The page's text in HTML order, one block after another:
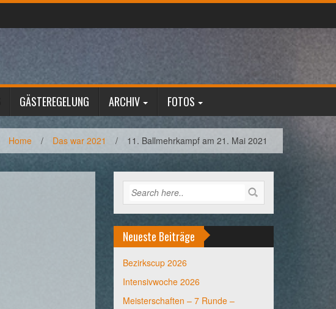
GÄSTEREGELUNG ARCHIV FOTOS
Home / Das war 2021 / 11. Ballmehrkampf am 21. Mai 2021
Neueste Beiträge
Bezirkscup 2026
Intensivwoche 2026
Meisterschaften – 7 Runde –